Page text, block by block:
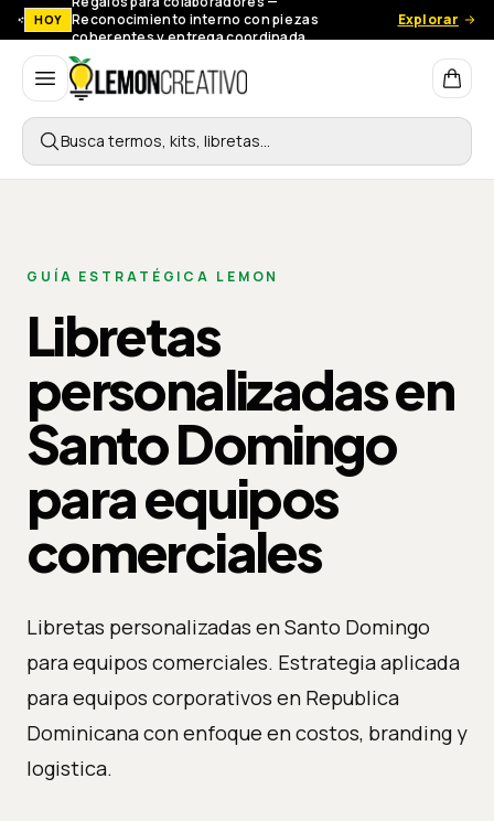
HOY
Reconocimiento interno con piezas
coherentes y entrega coordinada.
Explorar
Lemon Creativo
Busca termos, kits, libretas…
GUÍA ESTRATÉGICA LEMON
Libretas
personalizadas en
Santo Domingo
para equipos
comerciales
Libretas personalizadas en Santo Domingo
para equipos comerciales. Estrategia aplicada
para equipos corporativos en Republica
Dominicana con enfoque en costos, branding y
logistica.